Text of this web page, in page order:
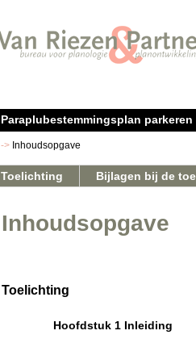
Paraplubestemmingsplan parkeren
Inhoudsopgave
Toelichting Bijlagen bij de
Inhoudsopgave
Toelichting
Hoofdstuk 1 Inleiding